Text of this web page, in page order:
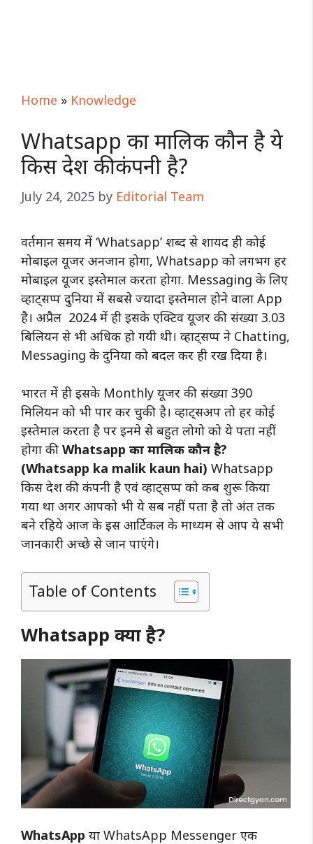
Home » Knowledge
Whatsapp का मालिक कौन है ये
किस देश की कंपनी है?
July 24, 2025 by Editorial Team
वर्तमान समय में ‘Whatsapp’ शब्द से शायद ही कोई
मोबाइल यूजर अनजान होगा, Whatsapp को लगभग हर
मोबाइल यूजर इस्तेमाल करता होगा. Messaging के लिए
व्हाट्सप्प दुनिया में सबसे ज्यादा इस्तेमाल होने वाला App
है। अप्रैल 2024 में ही इसके एक्टिव यूजर की संख्या 3.03
बिलियन से भी अधिक हो गयी थी। व्हाट्सप्प ने Chatting,
Messaging के दुनिया को बदल कर ही रख दिया है।
भारत में ही इसके Monthly यूजर की संख्या 390
मिलियन को भी पार कर चुकी है। व्हाट्सअप तो हर कोई
इस्तेमाल करता है पर इनमे से बहुत लोगो को ये पता नहीं
होगा की Whatsapp का मालिक कौन है?
(Whatsapp ka malik kaun hai) Whatsapp
किस देश की कंपनी है एवं व्हाट्सप्प को कब शुरू किया
गया था अगर आपको भी ये सब नहीं पता है तो अंत तक
बने रहिये आज के इस आर्टिकल के माध्यम से आप ये सभी
जानकारी अच्छे से जान पाएंगे।
Table of Contents
Whatsapp क्या है?
WhatsApp या WhatsApp Messenger एक